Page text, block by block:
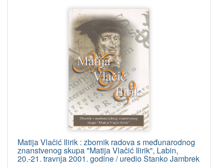
Matija Vlačić Ilirik : zbornik radova s međunarodnog
znanstvenog skupa "Matija Vlačić Ilirik", Labin,
20.-21. travnja 2001. godine / uredio Stanko Jambrek